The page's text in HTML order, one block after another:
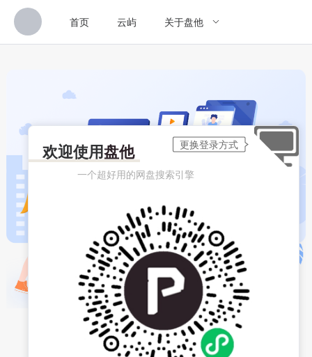
首页 云屿 关于盘他
欢迎使用盘他
一个超好用的网盘搜索引擎